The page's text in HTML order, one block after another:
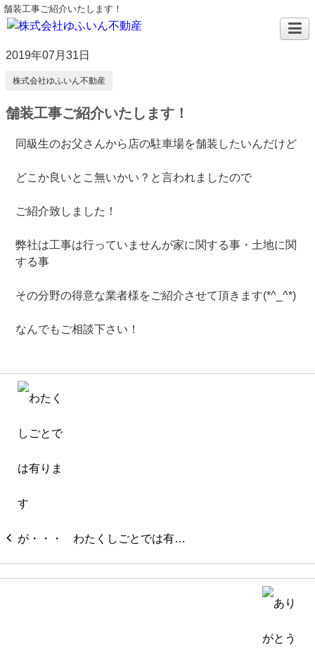
舗装工事ご紹介いたします！
2019年07月31日
株式会社ゆふいん不動産
舗装工事ご紹介いたします！
同級生のお父さんから店の駐車場を舗装したいんだけど
どこか良いとこ無いかい？と言われましたので
ご紹介致しました！
弊社は工事は行っていませんが家に関する事・土地に関
する事
その分野の得意な業者様をご紹介させて頂きます(*^_^*)
なんでもご相談下さい！
わたくしごとでは有…